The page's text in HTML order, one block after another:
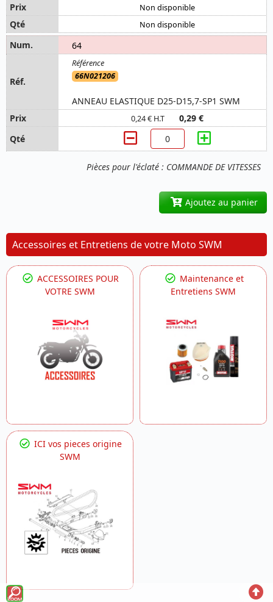
Pièces pour l'éclaté : COMMANDE DE VITESSES
Non disponible
Non disponible
64
66N021206
ANNEAU ELASTIQUE D25-D15,7-SP1 SWM
0,24 € H.T 0,29 €
Ajoutez au panier
Accessoires et Entretiens de votre Moto SWM
ACCESSOIRES POUR
VOTRE SWM
Maintenance et
Entretiens SWM
ICI vos pieces origine
SWM
Voir